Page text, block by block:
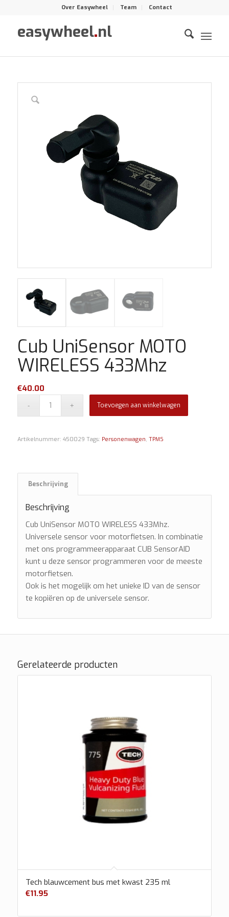
Over Easywheel Team Contact
easywheel.nl
Cub UniSensor MOTO
WIRELESS 433Mhz
€40.00
Toevoegen aan winkelwagen
Artikelnummer: 450029 Tags: Personenwagen, TPMS
Beschrijving
Beschrijving
Cub UniSensor MOTO WIRELESS 433Mhz.
Universele sensor voor motorfietsen. In combinatie
met ons programmeerapparaat CUB SensorAID
kunt u deze sensor programmeren voor de meeste
motorfietsen.
Ook is het mogelijk om het unieke ID van de sensor
te kopiëren op de universele sensor.
Gerelateerde producten
Tech blauwcement bus met kwast 235 ml
€11.95